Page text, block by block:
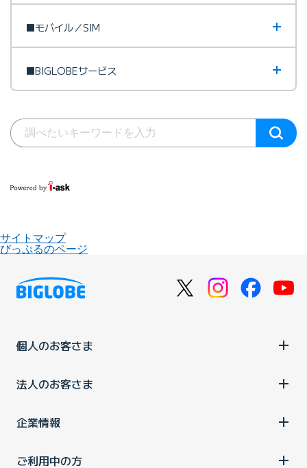
■モバイル／SIM
■BIGLOBEサービス
サイトマップ
びっぷるのページ
個人のお客さま
法人のお客さま
企業情報
ご利用中の方